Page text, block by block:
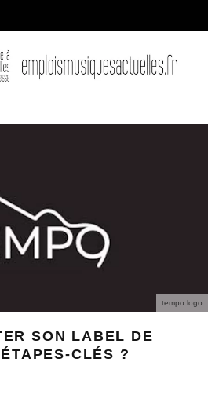
tempo logo
SON LABEL DE
CLÉS ?